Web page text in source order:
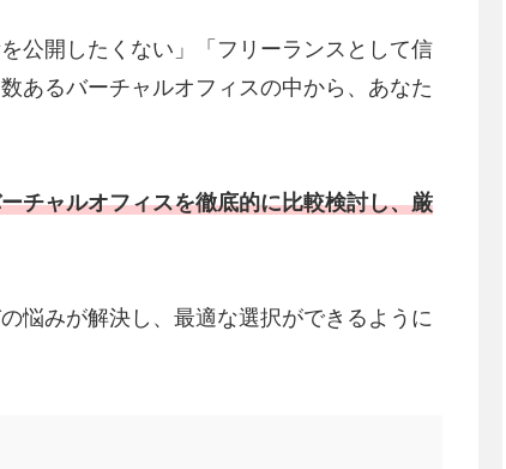
公開したくない」「フリーランスとして信
あるバーチャルオフィスの中から、あなた
チャルオフィスを徹底的に比較検討し、厳
悩みが解決し、最適な選択ができるように